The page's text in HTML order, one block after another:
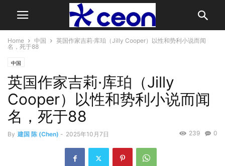
Home 中国
英国作家吉莉·库珀（Jilly Cooper）以性和势利小说而闻
名，死于88
中国
英国作家吉莉·库珀（Jilly
Cooper）以性和势利小说而闻
名，死于88
By 建国 陈 (Chen) - 2025年10月7日 0
239